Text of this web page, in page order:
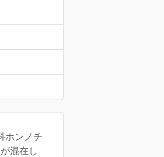
ホンノチ
混在し